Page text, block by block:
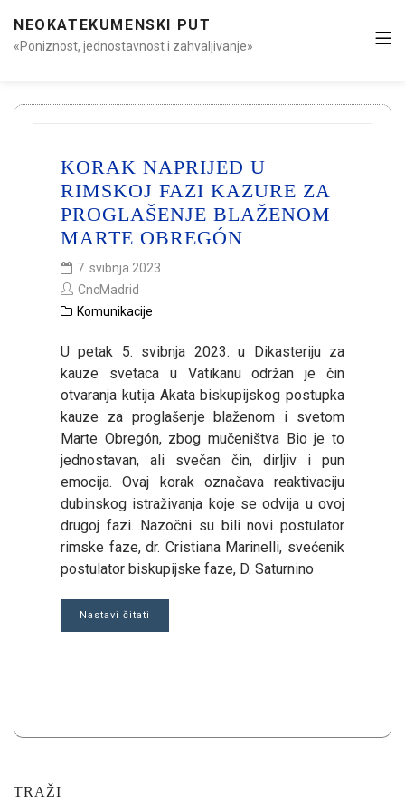
NEOKATEKUMENSKI PUT
«Poniznost, jednostavnost i zahvaljivanje»
KORAK NAPRIJED U
RIMSKOJ FAZI KAZURE ZA
PROGLAŠENJE BLAŽENOM
MARTE OBREGÓN
7. svibnja 2023.
CncMadrid
Komunikacije
U petak 5. svibnja 2023. u Dikasteriju za
kauze svetaca u Vatikanu održan je čin
otvaranja kutija Akata biskupijskog postupka
kauze za proglašenje blaženom i svetom
Marte Obregón, zbog mučeništva Bio je to
jednostavan, ali svečan čin, dirljiv i pun
emocija. Ovaj korak označava reaktivaciju
dubinskog istraživanja koje se odvija u ovoj
drugoj fazi. Nazočni su bili novi postulator
rimske faze, dr. Cristiana Marinelli, svećenik
postulator biskupijske faze, D. Saturnino
Nastavi čitati
TRAŽI